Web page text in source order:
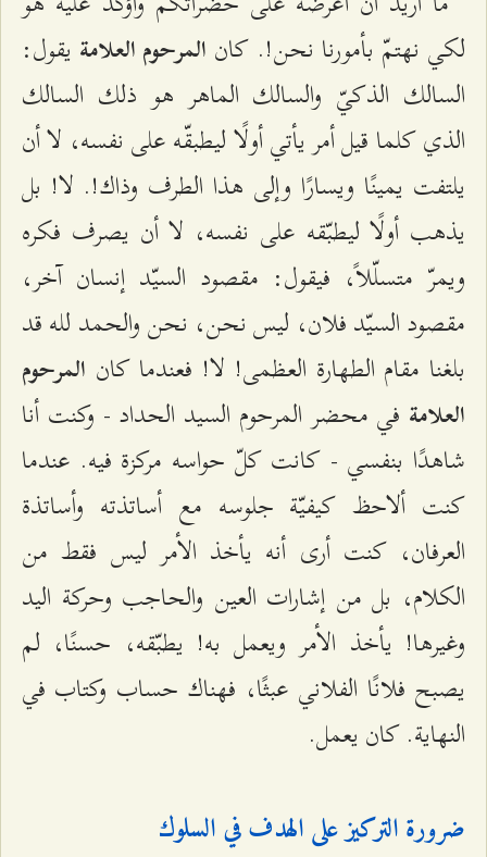
لكي نهتمّ بأمورنا نحن!. كان المرحوم العلامة يقول:
السالك الذكيّ والسالك الماهر هو ذلك السالك
الذي كلما قيل أمر يأتي أولًا ليطبقّه على نفسه، لا أن
يلتفت يمينًا ويسارًا وإلى هذا الطرف وذاك!. لا! بل
يذهب أولًا ليطبّقه على نفسه، لا أن يصرف فكره
ويمرّ متسلّلاً، فيقول: مقصود السيّد إنسان آخر،
مقصود السيّد فلان، ليس نحن، نحن والحمد لله قد
بلغنا مقام الطهارة العظمى! لا! فعندما كان المرحوم
العلامة في محضر المرحوم السيد الحداد - وكنت أنا
شاهدًا بنفسي - كانت كلّ حواسه مركزة فيه. عندما
كنت ألاحظ كيفيّة جلوسه مع أساتذته وأساتذة
العرفان، كنت أرى أنه يأخذ الأمر ليس فقط من
الكلام، بل من إشارات العين والحاجب وحركة اليد
وغيرها! يأخذ الأمر ويعمل به! يطبّقه، حسنًا، لم
يصبح فلانًا الفلاني عبثًا، فهناك حساب وكتاب في
النهاية. كان يعمل.
ضرورة التركيز على الهدف في السلوك